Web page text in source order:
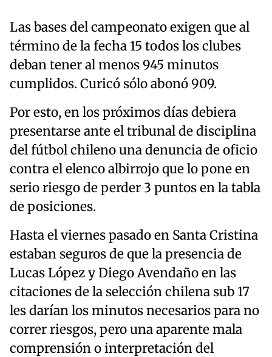
Las bases del campeonato exigen que al
término de la fecha 15 todos los clubes
deban tener al menos 945 minutos
cumplidos. Curicó sólo abonó 909.
Por esto, en los próximos días debiera
presentarse ante el tribunal de disciplina
del fútbol chileno una denuncia de oficio
contra el elenco albirrojo que lo pone en
serio riesgo de perder 3 puntos en la tabla
de posiciones.
Hasta el viernes pasado en Santa Cristina
estaban seguros de que la presencia de
Lucas López y Diego Avendaño en las
citaciones de la selección chilena sub 17
les darían los minutos necesarios para no
correr riesgos, pero una aparente mala
comprensión o interpretación del